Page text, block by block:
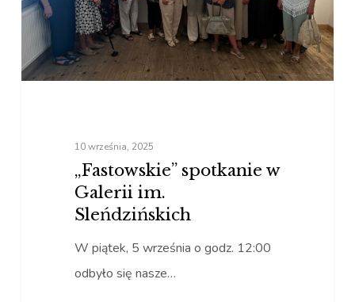
Sleńdzińskich
10 września, 2025
„Fastowskie” spotkanie w
Galerii im.
Sleńdzińskich
W piątek, 5 września o godz. 12:00
odbyło się nasze…